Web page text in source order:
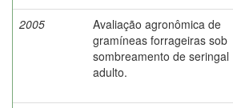
2005
Avaliação agronômica de
gramíneas forrageiras sob
sombreamento de seringal
adulto.